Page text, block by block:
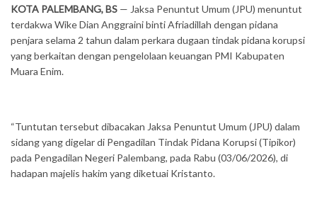
KOTA PALEMBANG, BS — Jaksa Penuntut Umum (JPU) menuntut
terdakwa Wike Dian Anggraini binti Afriadillah dengan pidana
penjara selama 2 tahun dalam perkara dugaan tindak pidana korupsi
yang berkaitan dengan pengelolaan keuangan PMI Kabupaten
Muara Enim.
“Tuntutan tersebut dibacakan Jaksa Penuntut Umum (JPU) dalam
sidang yang digelar di Pengadilan Tindak Pidana Korupsi (Tipikor)
pada Pengadilan Negeri Palembang, pada Rabu (03/06/2026), di
hadapan majelis hakim yang diketuai Kristanto.